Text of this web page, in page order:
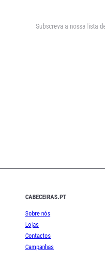
Subscrever
Subscreva
CABECEIRAS.PT
Sobre nós
Lojas
Contactos
Campanhas